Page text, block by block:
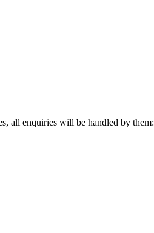
all enquiries will be handled by them: